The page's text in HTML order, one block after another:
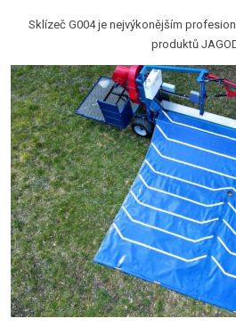
Sklízeč G004 je nejvýkonějším
produktů